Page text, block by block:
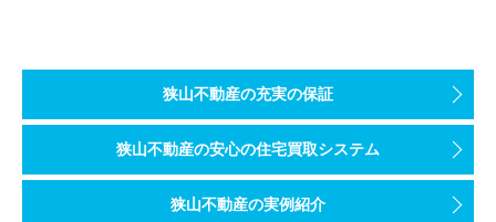
狭山不動産の充実の保証
狭山不動産の安心の住宅買取システム
狭山不動産の実例紹介